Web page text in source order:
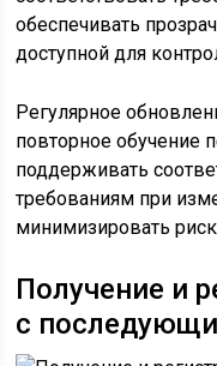
обеспечивать
доступной для
Регулярное
повторное обучение
поддерживать
требованиям при
минимизировать
Получение и
с